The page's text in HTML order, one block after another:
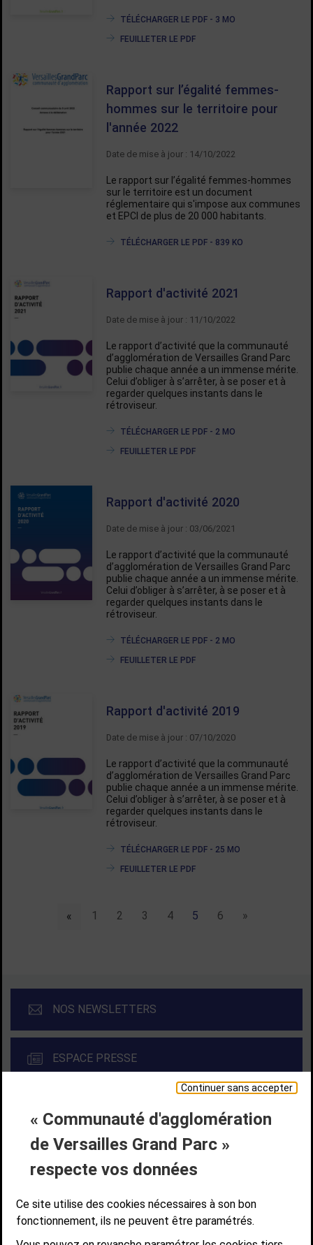
Continuer sans accepter
« Communauté d'agglomération
de Versailles Grand Parc »
respecte vos données
Ce site utilise des cookies nécessaires à son bon
fonctionnement, ils ne peuvent être paramétrés.
TÉLÉCHARGER LE PDF - 3 MO
FEUILLETER LE PDF
Rapport sur l’égalité femmes-
hommes sur le territoire pour
l'année 2022
Date de mise à jour : 14/10/2022
Le rapport sur l’égalité femmes-hommes
sur le territoire est un document
réglementaire qui s'impose aux communes
et EPCI de plus de 20 000 habitants.
TÉLÉCHARGER LE PDF - 839 KO
Rapport d'activité 2021
Date de mise à jour : 11/10/2022
Le rapport d’activité que la communauté
d’agglomération de Versailles Grand Parc
publie chaque année a un immense mérite.
Celui d’obliger à s’arrêter, à se poser et à
regarder quelques instants dans le
rétroviseur.
TÉLÉCHARGER LE PDF - 2 MO
FEUILLETER LE PDF
Rapport d'activité 2020
Date de mise à jour : 03/06/2021
Le rapport d’activité que la communauté
d’agglomération de Versailles Grand Parc
publie chaque année a un immense mérite.
Celui d’obliger à s’arrêter, à se poser et à
regarder quelques instants dans le
rétroviseur.
TÉLÉCHARGER LE PDF - 2 MO
FEUILLETER LE PDF
Rapport d'activité 2019
Date de mise à jour : 07/10/2020
Le rapport d’activité que la communauté
d’agglomération de Versailles Grand Parc
publie chaque année a un immense mérite.
Celui d’obliger à s’arrêter, à se poser et à
regarder quelques instants dans le
rétroviseur.
TÉLÉCHARGER LE PDF - 25 MO
FEUILLETER LE PDF
Liste de liens de pagination :
« précédent
1 2 3 4 5 6 suivant
»
NOS NEWSLETTERS
ESPACE PRESSE
Liens bas de page
CONTACT MENTIONS LÉGALES
PLAN DE SITE
ACCESSIBILITÉ NUMÉRIQUE
GESTION DES COOKIES
Suivez-nous
SUIVEZ-NOUS SUR